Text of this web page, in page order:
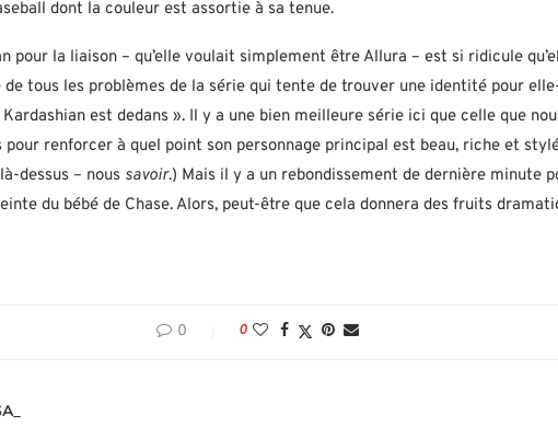
dont la couleur est assortie à sa tenue.
pour la liaison – qu’elle voulait simplement être Allura – est si ridicule
de tous les problèmes de la série qui tente de trouver une identité pour
est dedans ». Il y a une bien meilleure série ici que celle que
pour renforcer à quel point son personnage principal est beau, riche et
dessus – nous savoir.) Mais il y a un rebondissement de dernière minute
du bébé de Chase. Alors, peut-être que cela donnera des fruits
0 0